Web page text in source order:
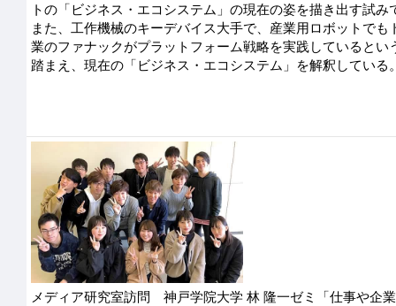
トの「ビジネス・エコシステム」の現在の姿を描き出す試み
また、工作機械のキーデバイス大手で、産業用ロボットでも
業のファナックがプラットフォーム戦略を実践しているとい
踏まえ、現在の「ビジネス・エコシステム」を解釈している
メディア研究室訪問 神戸学院大学 林 隆一ゼミ「仕事や企